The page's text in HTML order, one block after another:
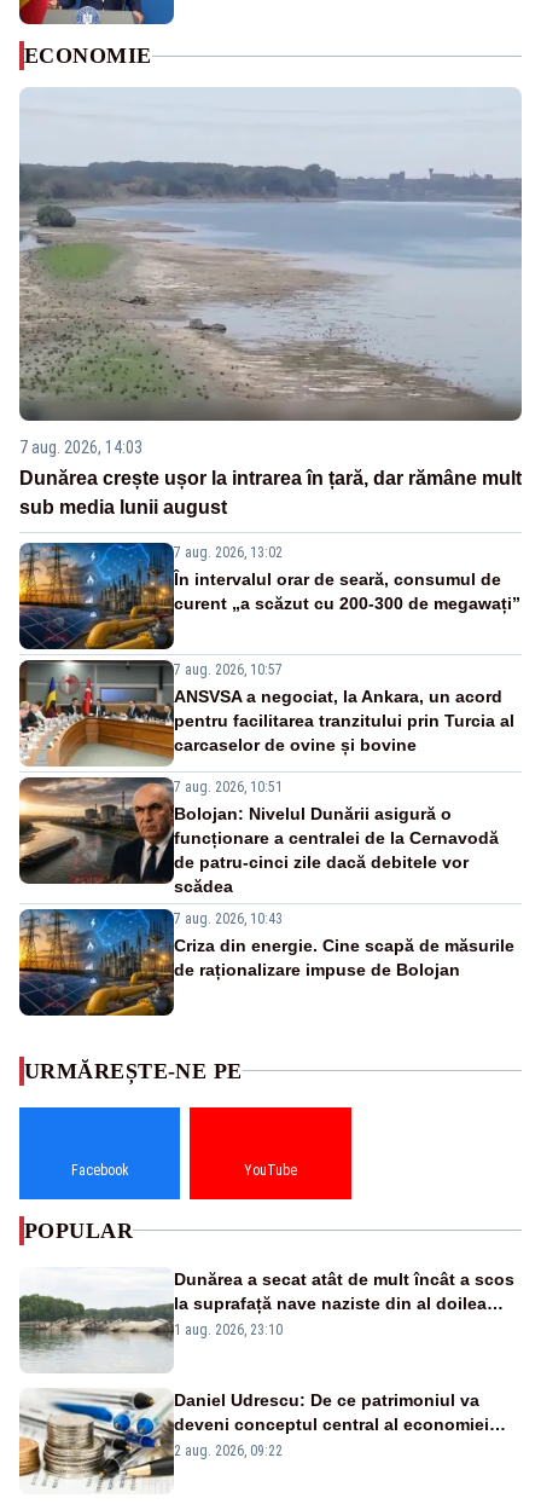
ECONOMIE
7 aug. 2026, 14:03
Dunărea crește ușor la intrarea în țară, dar rămâne mult
sub media lunii august
7 aug. 2026, 13:02
În intervalul orar de seară, consumul de
curent „a scăzut cu 200-300 de megawați”
7 aug. 2026, 10:57
ANSVSA a negociat, la Ankara, un acord
pentru facilitarea tranzitului prin Turcia al
carcaselor de ovine și bovine
7 aug. 2026, 10:51
Bolojan: Nivelul Dunării asigură o
funcționare a centralei de la Cernavodă
de patru-cinci zile dacă debitele vor
scădea
7 aug. 2026, 10:43
Criza din energie. Cine scapă de măsurile
de raționalizare impuse de Bolojan
URMĂREȘTE-NE PE
Facebook YouTube
POPULAR
Dunărea a secat atât de mult încât a scos
la suprafață nave naziste din al doilea
război mondial
1 aug. 2026, 23:10
Daniel Udrescu: De ce patrimoniul va
deveni conceptul central al economiei
viitoare?
2 aug. 2026, 09:22